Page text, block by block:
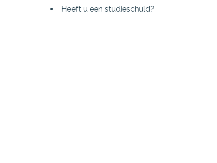
Heeft u een studieschuld?